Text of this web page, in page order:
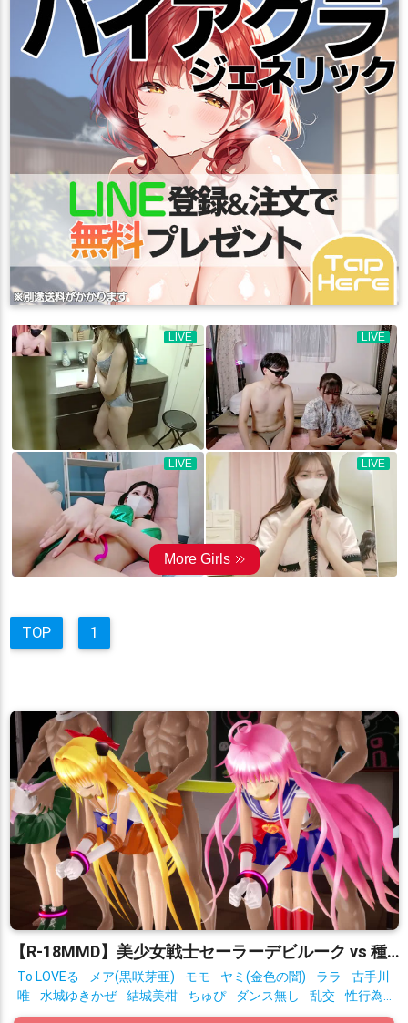
TOP 1
【R-18MMD】美少女戦士セーラーデビルーク vs 種付けおじさん星人 After
To LOVEる メア(黒咲芽亜) モモ ヤミ(金色の闇) ララ
古手川
唯
水城ゆきかぜ 結城美柑 ちゅぴ ダンス無し 乱交
性行為
有り
拘束